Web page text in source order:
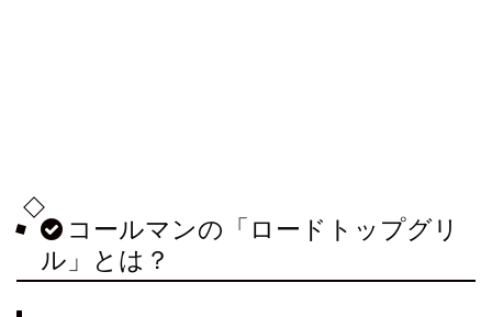
コールマンの「ロードトップグリ
ル」とは？